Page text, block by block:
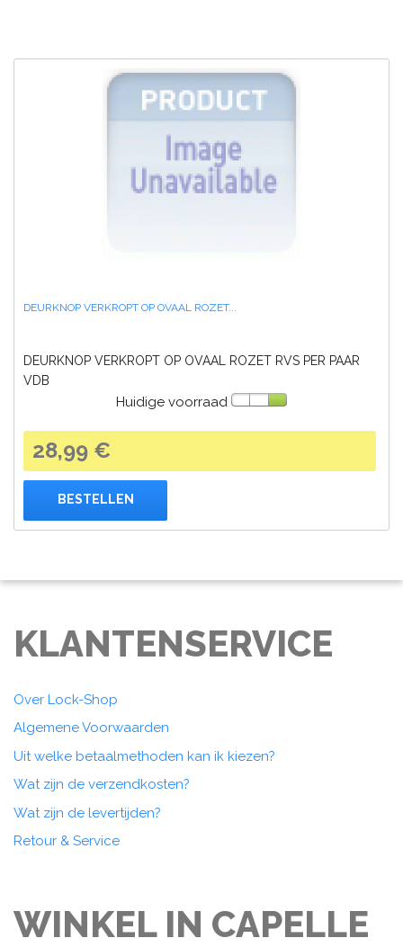
DEURKNOP VERKROPT OP OVAAL ROZET...
DEURKNOP VERKROPT OP OVAAL ROZET RVS PER PAAR
VDB
Huidige voorraad
28,99 €
BESTELLEN
KLANTENSERVICE
Over Lock-Shop
Algemene Voorwaarden
Uit welke betaalmethoden kan ik kiezen?
Wat zijn de verzendkosten?
Wat zijn de levertijden?
Retour & Service
WINKEL IN CAPELLE